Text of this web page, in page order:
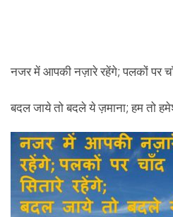
नजर में आपकी नज़ारे रहेंगे; पलकों पर
बदल जाये तो बदले ये ज़माना; हम तो